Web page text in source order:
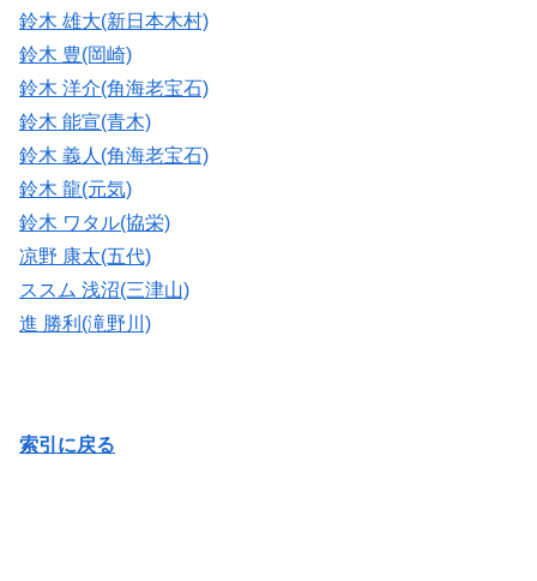
鈴木 雄大(新日本木村)
鈴木 豊(岡崎)
鈴木 洋介(角海老宝石)
鈴木 能宣(青木)
鈴木 義人(角海老宝石)
鈴木 龍(元気)
鈴木 ワタル(協栄)
凉野 康太(五代)
ススム 浅沼(三津山)
進 勝利(滝野川)
索引に戻る